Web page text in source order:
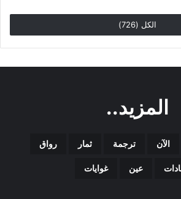
الكل (726)
المزيد..
الآن ترجمة ثمار رواق
عين غوايات